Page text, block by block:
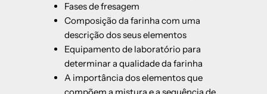
Fases de fresagem
Composição da farinha com uma
descrição dos seus elementos
Equipamento de laboratório para
determinar a qualidade da farinha
A importância dos elementos que